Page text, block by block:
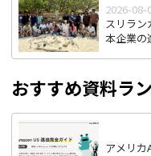
2026-08-
スリラン
本企業の
おすすめ資料ラ
アメリカ